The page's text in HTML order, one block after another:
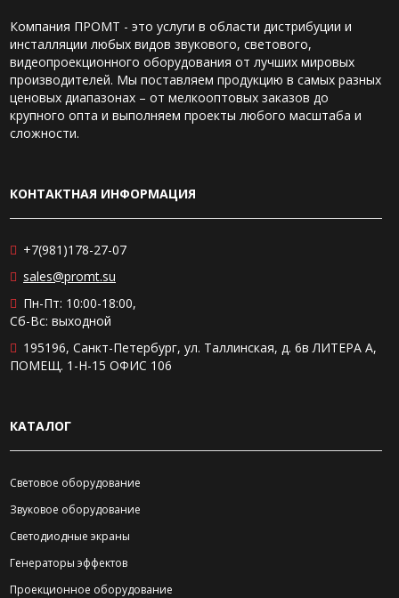
Компания ПРОМТ - это услуги в области дистрибуции и
инсталляции любых видов звукового, светового,
видеопроекционного оборудования от лучших мировых
производителей. Мы поставляем продукцию в самых разных
ценовых диапазонах – от мелкооптовых заказов до
крупного опта и выполняем проекты любого масштаба и
сложности.
КОНТАКТНАЯ ИНФОРМАЦИЯ
+7(981)178-27-07
sales@promt.su
Пн-Пт: 10:00-18:00,
Сб-Вс: выходной
195196, Санкт-Петербург, ул. Таллинская, д. 6в ЛИТЕРА А,
ПОМЕЩ. 1-Н-15 ОФИС 106
КАТАЛОГ
Световое оборудование
Звуковое оборудование
Светодиодные экраны
Генераторы эффектов
Проекционное оборудование